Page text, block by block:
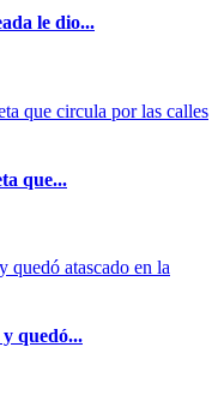
le dio...
que...
quedó...